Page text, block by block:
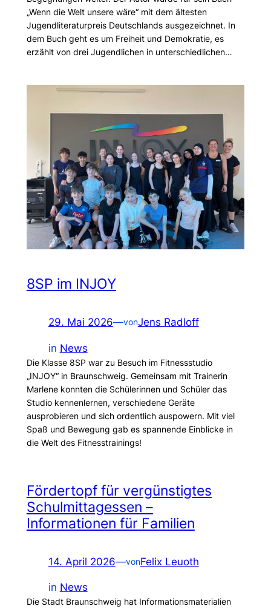
„Wenn die Welt unsere wäre“ mit dem ältesten
Jugendliteraturpreis Deutschlands ausgezeichnet. In
dem Buch geht es um Freiheit und Demokratie, es
erzählt von drei Jugendlichen in unterschiedlichen…
8SP im INJOY
29. Mai 2026—vonJens Radloff
in News
Die Klasse 8SP war zu Besuch im Fitnessstudio
„INJOY“ in Braunschweig. Gemeinsam mit Trainerin
Marlene konnten die Schülerinnen und Schüler das
Studio kennenlernen, verschiedene Geräte
ausprobieren und sich ordentlich auspowern. Mit viel
Spaß und Bewegung gab es spannende Einblicke in
die Welt des Fitnesstrainings!
Fördertopf für vergünstigtes
Schulmittagessen –
Informationen für Familien
14. April 2026—vonFelix Leuoth
in News
Die Stadt Braunschweig hat Informationsmaterialien